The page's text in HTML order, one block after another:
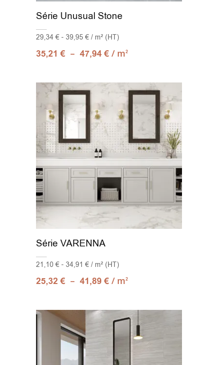
Série Unusual Stone
29,34 € - 39,95 € / m² (HT)
35,21€ – 47,94€ / m2
Série VARENNA
21,10 € - 34,91 € / m² (HT)
25,32€ – 41,89€ / m2